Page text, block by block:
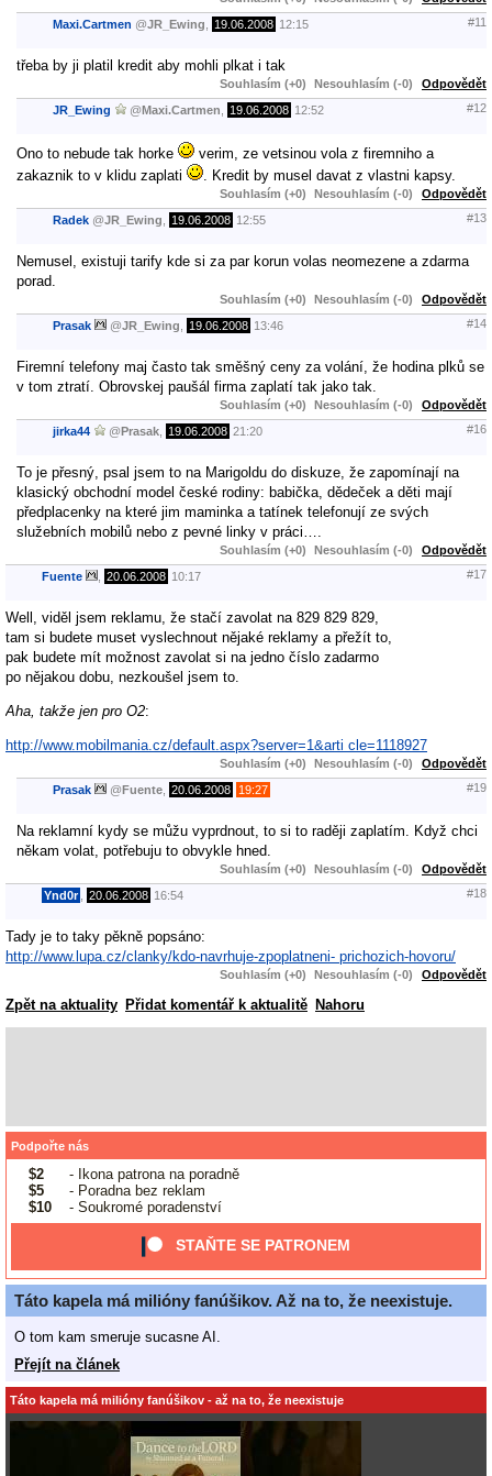
Maxi.Cartmen @JR_Ewing 19.06.2008 12:15 #11
třeba by ji platil kredit aby mohli plkat i tak
Souhlasím (+0) Nesouhlasím (-0) Odpovědět
JR_Ewing @Maxi.Cartmen 19.06.2008 12:52 #12
Ono to nebude tak horke
verim, ze vetsinou vola z firemniho a
zakaznik to v klidu zaplati
. Kredit by musel davat z vlastni kapsy.
Souhlasím (+0) Nesouhlasím (-0) Odpovědět
Radek @JR_Ewing 19.06.2008 12:55 #13
Nemusel, existuji tarify kde si za par korun volas neomezene a zdarma
porad.
Souhlasím (+0) Nesouhlasím (-0) Odpovědět
Prasak @JR_Ewing 19.06.2008 13:46 #14
Firemní telefony maj často tak směšný ceny za volání, že hodina plků se
v tom ztratí. Obrovskej paušál firma zaplatí tak jako tak.
Souhlasím (+0) Nesouhlasím (-0) Odpovědět
jirka44 @Prasak 19.06.2008 21:20 #16
To je přesný, psal jsem to na Marigoldu do diskuze, že zapomínají na
klasický obchodní model české rodiny: babička, dědeček a děti mají
předplacenky na které jim maminka a tatínek telefonují ze svých
služebních mobilů nebo z pevné linky v práci….
Souhlasím (+0) Nesouhlasím (-0) Odpovědět
Fuente 20.06.2008 10:17 #17
Well, viděl jsem reklamu, že stačí zavolat na 829 829 829,
tam si budete muset vyslechnout nějaké reklamy a přežít to,
pak budete mít možnost zavolat si na jedno číslo zadarmo
po nějakou dobu, nezkoušel jsem to.
Aha, takže jen pro O2:
http://www.mobilmania.cz/default.aspx?server=1&arti cle=1118927
Souhlasím (+0) Nesouhlasím (-0) Odpovědět
Prasak @Fuente 20.06.2008 19:27 #19
Na reklamní kydy se můžu vyprdnout, to si to raději zaplatím. Když chci
někam volat, potřebuju to obvykle hned.
Souhlasím (+0) Nesouhlasím (-0) Odpovědět
Ynd0r 20.06.2008 16:54 #18
Tady je to taky pěkně popsáno:
http://www.lupa.cz/clanky/kdo-navrhuje-zpoplatneni- prichozich-hovoru/
Souhlasím (+0) Nesouhlasím (-0) Odpovědět
Zpět na aktuality Přidat komentář k aktualitě Nahoru
Podpořte nás
$2
- Ikona patrona na poradně
$5
- Poradna bez reklam
$10
- Soukromé poradenství
STAŇTE SE PATRONEM
Táto kapela má milióny fanúšikov. Až na to, že neexistuje.
O tom kam smeruje sucasne AI.
Přejít na článek
Táto kapela má milióny fanúšikov - až na to, že neexistuje